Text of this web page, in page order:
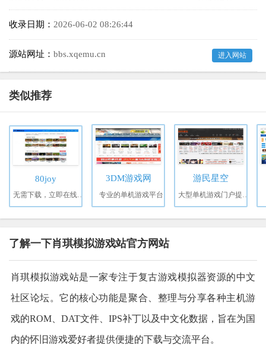
收录日期： 2026-06-02 08:26:44
源站网址： bbs.xqemu.cn 进入网站
类似推荐
80joy 3DM游戏网
专业的单机游戏平台
游民星空
了解一下肖琪模拟游戏站官方网站
肖琪模拟游戏站是一家专注于复古游戏模拟器资源的中文
社区论坛。它的核心功能是聚合、整理与分享各种主机游
戏的ROM、DAT文件、IPS补丁以及中文化数据，旨在为国
内的怀旧游戏爱好者提供便捷的下载与交流平台。